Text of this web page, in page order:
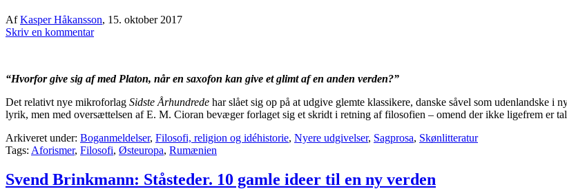
AfKasper Håkansson, 15. oktober 2017
Skriv en kommentar
“Hvorfor give sig af med Platon, når en saxofon kan give et glimt af en anden verden?”
Det relativt nye mikroforlag Sidste Århundrede har slået sig op på at udgive glemte klassikere, danske såvel som udenlandske
lyrik, men med oversættelsen af E. M. Cioran bevæger forlaget sig et skridt i retning af filosofien – omend der ikke ligefrem er
Arkiveret under: Boganmeldelser, Filosofi, religion og idéhistorie, Nyere udgivelser, Sagprosa, Skønlitteratur
Tags: Aforismer, Filosofi, Østeuropa, Rumænien
Svend Brinkmann: Ståsteder. 10 gamle ideer til en ny verden